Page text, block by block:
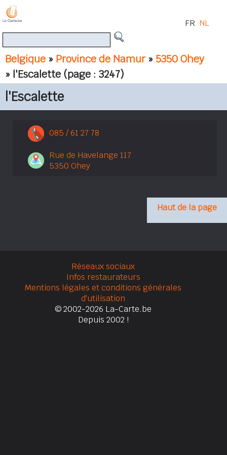
Belgique » Province de Namur» 5350 Ohey
» l'Escalette (page : 3247)
FR NL
l'Escalette
085 / 61 27 78
Rue de Havelange 117
5350 Ohey
Haut de la page
Réseaux sociaux
Infos restaurateurs
Mentions légales et conditions générales
d'utilisation
© 2002-2026 La-Carte.be
Depuis 2002 !